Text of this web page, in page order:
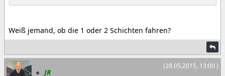
Weiß jemand, ob die 1 oder 2 Schichten fahren?
(28.05.2015, 13:00 )
JR